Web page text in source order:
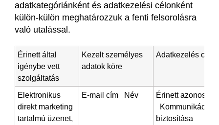
adatkategóriánként és adatkezelési célonként
külön-külön meghatározzuk a fenti felsorolásra
való utalással.
Érinett által
igénybe vett
szolgáltatás
Kezelt személyes
adatok köre
Adatkezelés célja
Elektronikus
direkt marketing
tartalmú üzenet,
E-mail cím Név
Érinett
Kommunikáció
biztosítása